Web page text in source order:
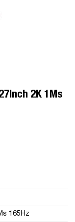
2K 1Ms
165Hz